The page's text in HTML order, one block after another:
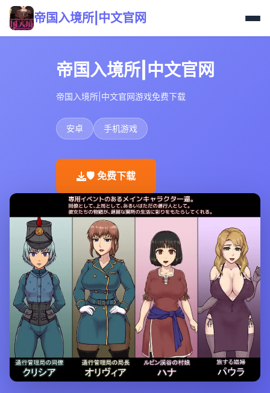
帝国入境所|中文官网
帝国入境所|中文官网
帝国入境所|中文官网游戏免费下载
安卓 手机游戏
🛡️ 免费下载